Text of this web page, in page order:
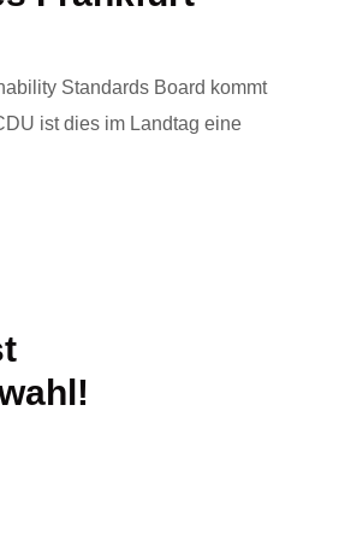
Standards Board kommt
ist dies im Landtag eine